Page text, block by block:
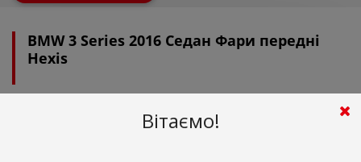
BMW 3 Series 2016 Седан Фари передні
Hexis
грн.
Вітаємо!